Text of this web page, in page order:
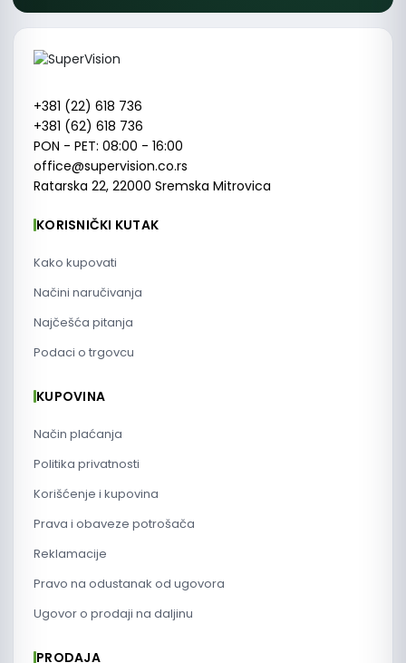
+381 (22) 618 736
+381 (62) 618 736
PON - PET: 08:00 - 16:00
office@supervision.co.rs
Ratarska 22, 22000 Sremska Mitrovica
KORISNIČKI KUTAK
Kako kupovati
Načini naručivanja
Najčešća pitanja
Podaci o trgovcu
KUPOVINA
Način plaćanja
Politika privatnosti
Korišćenje i kupovina
Prava i obaveze potrošača
Reklamacije
Pravo na odustanak od ugovora
Ugovor o prodaji na daljinu
PRODAJA